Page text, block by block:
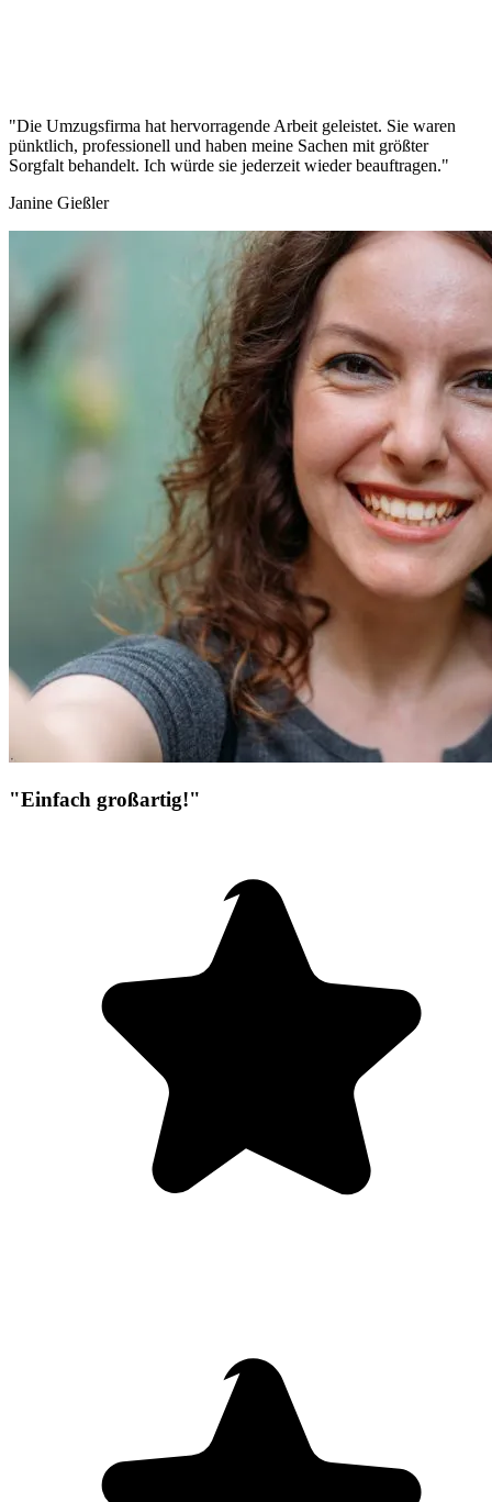
"Die Umzugsfirma hat hervorragende Arbeit geleistet. Sie waren
pünktlich, professionell und haben meine Sachen mit größter
Sorgfalt behandelt. Ich würde sie jederzeit wieder beauftragen."
Janine Gießler
"Einfach großartig!"